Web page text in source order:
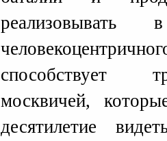
способствует
москвичей,
десятилетие